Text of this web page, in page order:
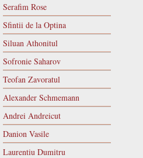
Serafim Rose
Sfintii de la Optina
Siluan Athonitul
Sofronie Saharov
Teofan Zavoratul
Alexander Schmemann
Andrei Andreicut
Danion Vasile
Laurentiu Dumitru